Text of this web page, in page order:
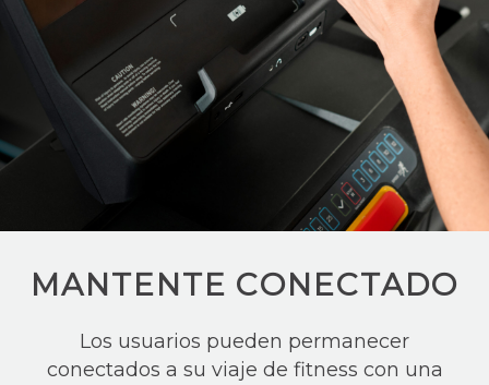
MANTENTE CONECTADO
Los usuarios pueden permanecer
conectados a su viaje de fitness con una